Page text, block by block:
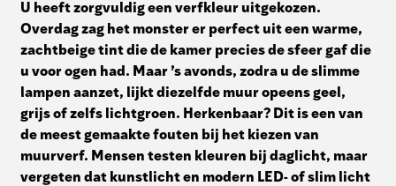
U heeft zorgvuldig een verfkleur uitgekozen.
Overdag zag het monster er perfect uit een warme,
zachtbeige tint die de kamer precies de sfeer gaf die
u voor ogen had. Maar ’s avonds, zodra u de slimme
lampen aanzet, lijkt diezelfde muur opeens geel,
grijs of zelfs lichtgroen. Herkenbaar? Dit is een van
de meest gemaakte fouten bij het kiezen van
muurverf. Mensen testen kleuren bij daglicht, maar
vergeten dat kunstlicht en modern LED- of slim licht